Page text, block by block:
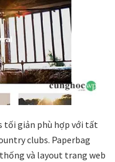
tối giản phù hợp với tất
clubs. Paperbag
và layout trang web